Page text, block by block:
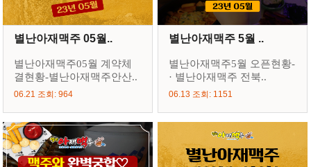
별난아재맥주 05월..
별난아재맥주05월 계약체
결현황-별난아재맥주안산..
06.21 조회: 964
별난아재맥주 5월 ..
별난아재맥주5월 오픈현황-
· 별난아재맥주 전북..
06.13 조회: 1151